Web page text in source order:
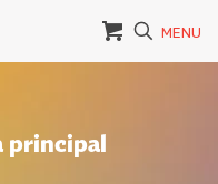
MENU
principal